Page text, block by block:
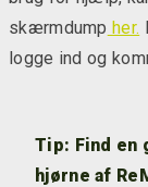
skærmdump her.
logge ind og
Tip: Find en
hjørne af